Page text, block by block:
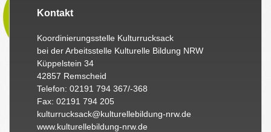
Kontakt
Koordinierungsstelle Kulturrucksack
bei der Arbeitsstelle Kulturelle Bildung NRW
Küppelstein 34
42857 Remscheid
Telefon: 02191 794 367/-368
Fax: 02191 794 205
kulturrucksack@kulturellebildung-nrw.de
www.kulturellebildung-nrw.de